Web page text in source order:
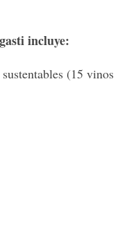
incluye:
(15 vinos